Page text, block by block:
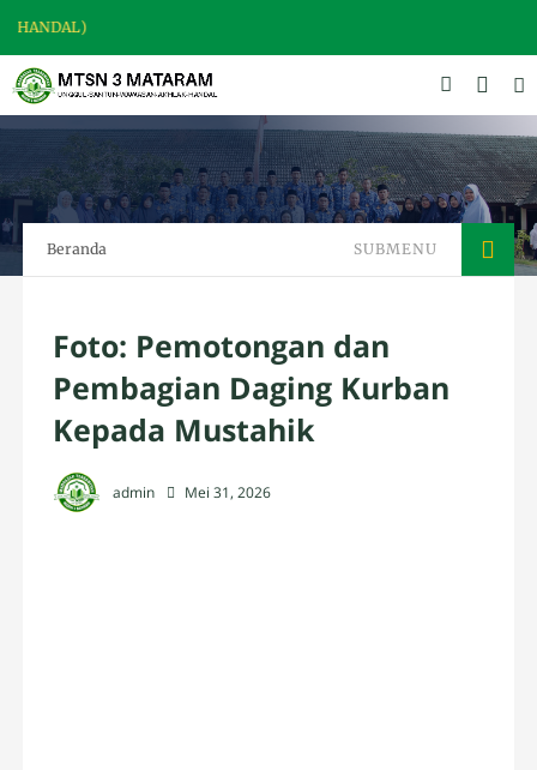
Beranda SUBMENU
Foto: Pemotongan dan
Pembagian Daging Kurban
Kepada Mustahik
admin Mei 31, 2026